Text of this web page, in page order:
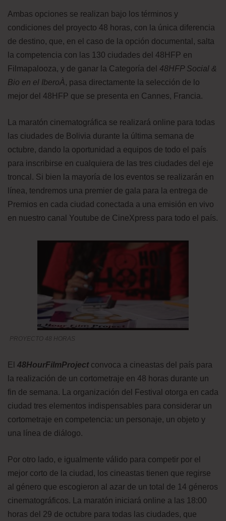
Ambas opciones se realizan bajo los términos y
condiciones del proyecto 48 horas, con la única diferencia
de destino, que, en el caso de la opción documental, salta
la competencia con las 130 ciudades del 48HFP en
Filmapalooza, y de ganar la Categoría del 48HFP Social &
Bio en el IberoÀ, pasa directamente la selección de lo
mejor del 48HFP que se presenta en Cannes, Francia.
La maratón cinematográfica se realizará online para todas
las ciudades de Bolivia durante la última semana de
octubre, dando la oportunidad a equipos de todo el país
para inscribirse en cualquiera de las tres ciudades del eje
troncal. Si bien la mayoría de los eventos se realizarán en
línea, tendremos una premier de gala para la entrega de
Premios en cada ciudad conectada a una emisión en vivo
en nuestro canal Youtube de CineXpress para todo el país.
PROYECTO 48 HORAS
El 48HourFilmProjectconvoca a cineastas del país para
la realización de un cortometraje en 48 horas durante un
fin de semana. La organización del Festival otorga en cada
ciudad tres elementos indispensables para considerar un
cortometraje en competencia: un personaje, un objeto y
una línea de diálogo.
Por otro lado, e igualmente válido para competir por el
mejor corto de la ciudad, los cineastas tienen que regirse
al género que escogieron al azar de un total de 14 géneros
cinematográficos. La maratón iniciará online a las 18:00
horas del 29 de octubre para todas las ciudades, que